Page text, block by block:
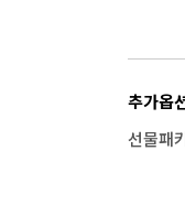
추가옵
선물패